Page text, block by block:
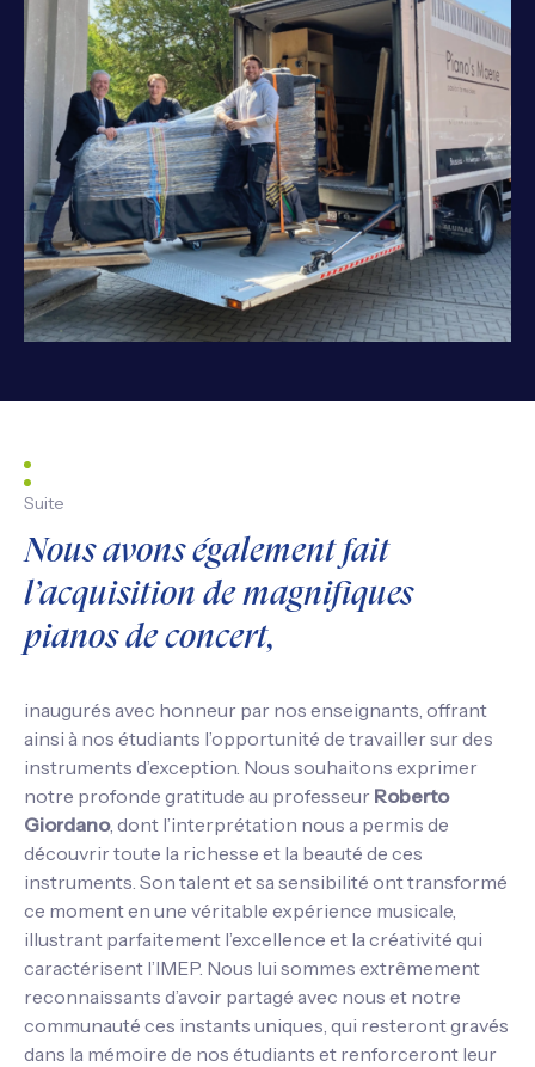
Suite
Nous avons également fait
l’acquisition de magnifiques
pianos de concert,
inaugurés avec honneur par nos enseignants, offrant
ainsi à nos étudiants l’opportunité de travailler sur des
instruments d’exception. Nous souhaitons exprimer
notre profonde gratitude au professeur Roberto
Giordano, dont l’interprétation nous a permis de
découvrir toute la richesse et la beauté de ces
instruments. Son talent et sa sensibilité ont transformé
ce moment en une véritable expérience musicale,
illustrant parfaitement l’excellence et la créativité qui
caractérisent l’IMEP. Nous lui sommes extrêmement
reconnaissants d’avoir partagé avec nous et notre
communauté ces instants uniques, qui resteront gravés
dans la mémoire de nos étudiants et renforceront leur